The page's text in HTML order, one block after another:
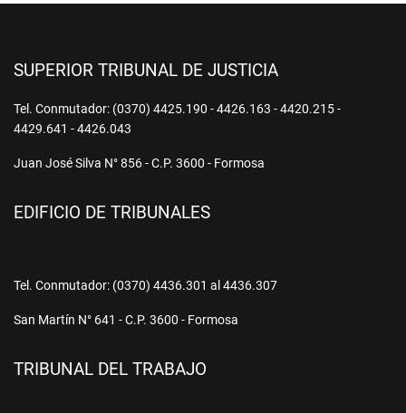
SUPERIOR TRIBUNAL DE JUSTICIA
Tel. Conmutador: (0370) 4425.190 - 4426.163 - 4420.215 -
4429.641 - 4426.043
Juan José Silva N° 856 - C.P. 3600 - Formosa
EDIFICIO DE TRIBUNALES
Tel. Conmutador: (0370) 4436.301 al 4436.307
San Martín N° 641 - C.P. 3600 - Formosa
TRIBUNAL DEL TRABAJO